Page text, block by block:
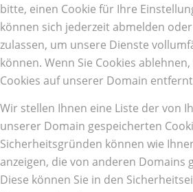
bitte, einen Cookie für Ihre
können sich jederzeit abmelden
zulassen, um unsere Dienste
können. Wenn Sie Cookies
Cookies auf unserer Domain
Wir stellen Ihnen eine Liste der von
unserer Domain gespeicherten
Sicherheitsgründen können wie
anzeigen, die von anderen Domains
Diese können Sie in den